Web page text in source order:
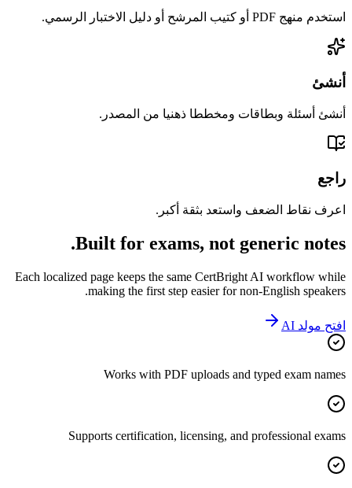
استخدم منهج PDF أو كتيب المرشح أو دليل الاختبار الرسمي.
أنشئ
أنشئ أسئلة وبطاقات ومخططا ذهنيا من المصدر.
راجع
اعرف نقاط الضعف واستعد بثقة أكبر.
Built for exams, not generic notes.
Each localized page keeps the same CertBright AI workflow while
making the first step easier for non-English speakers.
افتح مولد AI
Works with PDF uploads and typed exam names
Supports certification, licensing, and professional exams